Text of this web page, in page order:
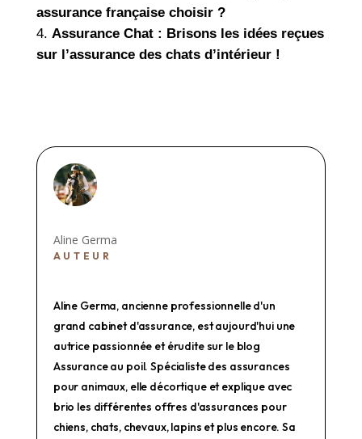
assurance française choisir ?
Assurance Chat : Brisons les idées reçues
sur l’assurance des chats d’intérieur !
Aline Germa
AUTEUR
Aline Germa, ancienne professionnelle d'un
grand cabinet d'assurance, est aujourd'hui une
autrice passionnée et érudite sur le blog
Assurance au poil. Spécialiste des assurances
pour animaux, elle décortique et explique avec
brio les différentes offres d'assurances pour
chiens, chats, chevaux, lapins et plus encore. Sa